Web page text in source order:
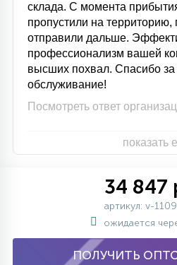
ЛАЗЕРНЫЕ
СТЕКЛЯННЫЕ
склада. С момента
пропустили на территорию,
отправили дальше.
профессионализм вашей
высших похвал. Спасибо за
обслуживание!
Посмотреть ответ
показать
34 847
артикул: v-
ожидается
ПОЛУЧИТЬ